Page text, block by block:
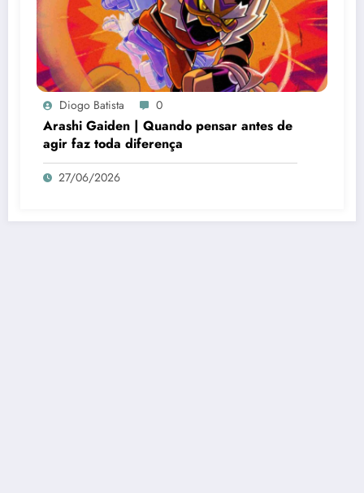
Diogo Batista 0
Arashi Gaiden | Quando pensar antes de
agir faz toda diferença
27/06/2026